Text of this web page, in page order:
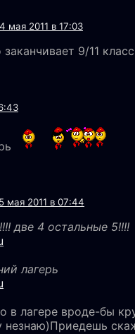
мая 2011 в 17:03
9/11
мая 2011 в 07:44
две 4 остальные 5!!!!
лагерь
в лагере вроде-бы
незнаю)Приедешь